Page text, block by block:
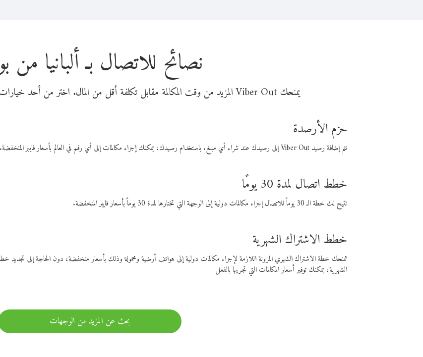
نصائح للاتصال بـ ألبانيا من
يمنحك Viber Out المزيد من وقت المكالمة مقابل تكلفة أقل من المال. اختر من أحد خيارات الاتصال المرنة ذات السعر المنخفض:
حزم الأرصدة
تتم إضافة رصيد Viber Out إلى رصيدك عند شراء أي مبلغ. باستخدام رصيدك، يمكنك إجراء مكالمات إلى أي رقم في العالم بأسعار فايبر المنخفضة.
خطط اتصال لمدة 30 يومًا
تتيح لك خطة الـ 30 يوماً للاتصال إجراء مكالمات دولية إلى الوجهة التي تختارها لمدة 30 يوماً بأسعار فايبر المنخفضة.
خطط الاشتراك الشهرية
تمنحك خطة الاشتراك الشهري المرونة اللازمة لإجراء مكالمات دولية إلى هواتف أرضية ومحمولة وذلك بأسعار منخفضة، دون الحاجة إلى
الشهرية، يمكنك توفير أسعار المكالمات التي تجريها بالفعل
بحث عن المزيد من الوجهات